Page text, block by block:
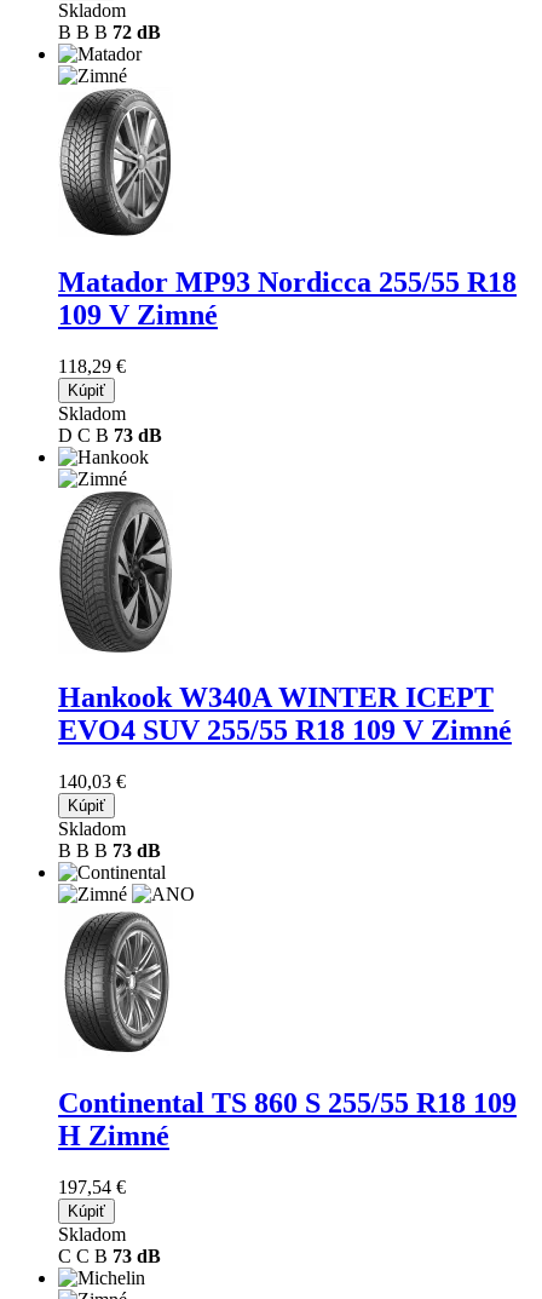
Skladom
B B B 72 dB
Matador MP93 Nordicca 255/55 R18
109 V Zimné
118,29 €
Kúpiť
Skladom
D C B 73 dB
Hankook W340A WINTER ICEPT
EVO4 SUV 255/55 R18 109 V Zimné
140,03 €
Kúpiť
Skladom
B B B 73 dB
Continental TS 860 S 255/55 R18 109
H Zimné
197,54 €
Kúpiť
Skladom
C C B 73 dB